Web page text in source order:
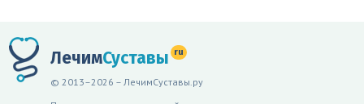
ЛечимСуставы ru
© 2013–2026 – ЛечимСуставы.ру